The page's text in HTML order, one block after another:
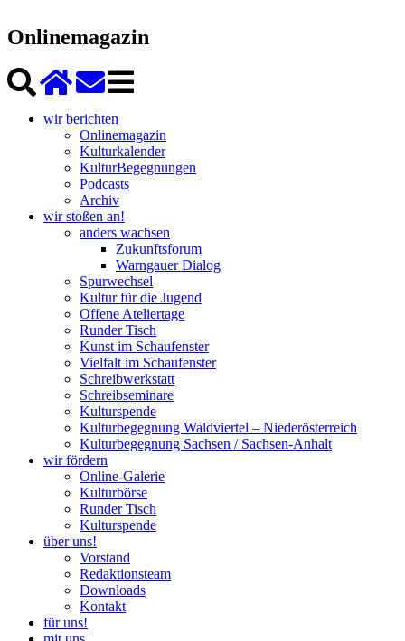
Onlinemagazin
wir berichten
Onlinemagazin
Kulturkalender
KulturBegegnungen
Podcasts
Archiv
wir stoßen an!
anders wachsen
Zukunftsforum
Warngauer Dialog
Spurwechsel
Kultur für die Jugend
Offene Ateliertage
Runder Tisch
Kunst im Schaufenster
Vielfalt im Schaufenster
Schreibwerkstatt
Schreibseminare
Kulturspende
Kulturbegegnung Waldviertel – Niederösterreich
Kulturbegegnung Sachsen / Sachsen-Anhalt
wir fördern
Online-Galerie
Kulturbörse
Runder Tisch
Kulturspende
über uns!
Vorstand
Redaktionsteam
Downloads
Kontakt
für uns!